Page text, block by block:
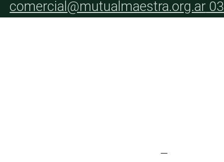
Saltar al contenido principal Saltar al pie de página
comercial@mutualmaestra.org.ar